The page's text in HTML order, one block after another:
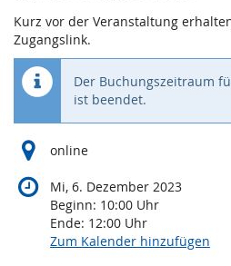
Kurz vor der Veranstaltung
Zugangslink.
Der Buchungszeitraum
ist beendet.
online
Mi, 6. Dezember 2023
Beginn: 10:00 Uhr
Ende: 12:00 Uhr
Zum Kalender hinzufügen